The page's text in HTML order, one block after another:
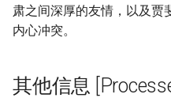
肃之间深厚的友情，以及贾
内心冲突。
其他信息